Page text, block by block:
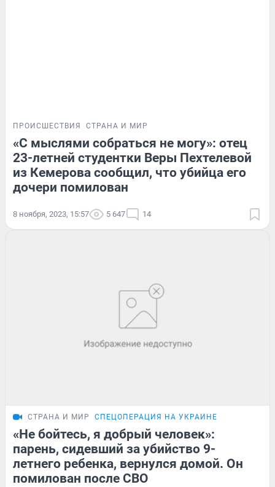
ПРОИСШЕСТВИЯ СТРАНА И МИР
«С мыслями собраться не могу»: отец
23-летней студентки Веры Пехтелевой
из Кемерова сообщил, что убийца его
дочери помилован
8 ноября, 2023, 15:57 5 647 14
СТРАНА И МИР СПЕЦОПЕРАЦИЯ НА УКРАИНЕ
«Не бойтесь, я добрый человек»:
парень, сидевший за убийство 9-
летнего ребенка, вернулся домой. Он
помилован после СВО